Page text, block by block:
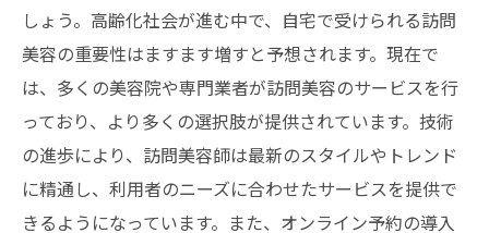
しょう。高齢化社会が進む中で、自宅で受けられる訪問
美容の重要性はますます増すと予想されます。現在で
は、多くの美容院や専門業者が訪問美容のサービスを行
っており、より多くの選択肢が提供されています。技術
の進歩により、訪問美容師は最新のスタイルやトレンド
に精通し、利用者のニーズに合わせたサービスを提供で
きるようになっています。また、オンライン予約の導入